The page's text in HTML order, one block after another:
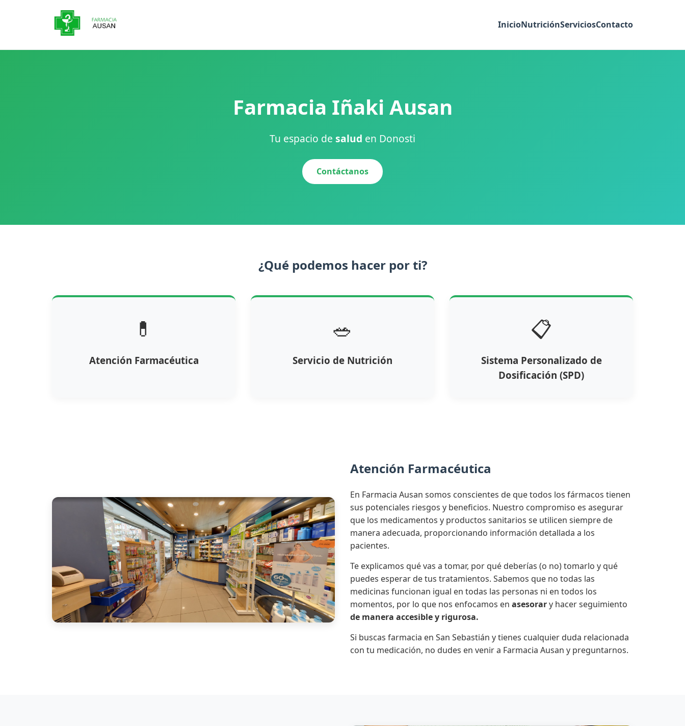
InicioNutriciónServiciosContacto
Farmacia Iñaki Ausan
Tu espacio de salud en Donosti
Contáctanos
¿Qué podemos hacer por ti?
💊
Atención Farmacéutica
🥗
Servicio de Nutrición
📋
Sistema Personalizado de
Dosificación (SPD)
Atención Farmacéutica
En Farmacia Ausan somos conscientes de que todos los fármacos tienen
sus potenciales riesgos y beneficios. Nuestro compromiso es asegurar
que los medicamentos y productos sanitarios se utilicen siempre de
manera adecuada, proporcionando información detallada a los
pacientes.
Te explicamos qué vas a tomar, por qué deberías (o no) tomarlo y qué
puedes esperar de tus tratamientos. Sabemos que no todas las
medicinas funcionan igual en todas las personas ni en todos los
momentos, por lo que nos enfocamos en asesorary hacer seguimiento
de manera accesible y rigurosa.
Si buscas farmacia en San Sebastián y tienes cualquier duda relacionada
con tu medicación, no dudes en venir a Farmacia Ausan y preguntarnos.